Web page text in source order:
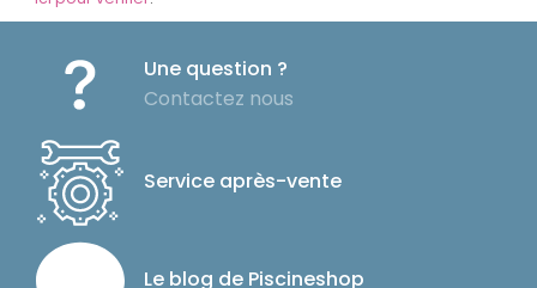
Une question ?
Contactez nous
Service après-vente
Le blog de Piscineshop